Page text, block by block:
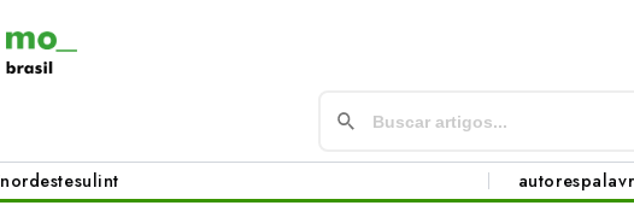
sulint autores